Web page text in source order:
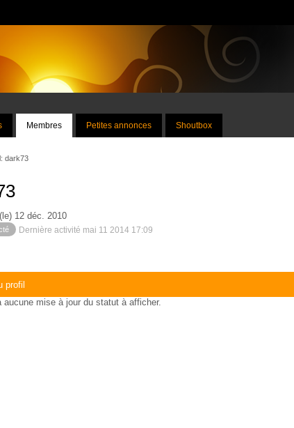
Membres Petites annonces Shoutbox
dark73
12 déc. 2010
Dernière activité mai 11 2014 17:09
profil
aucune mise à jour du statut à afficher.